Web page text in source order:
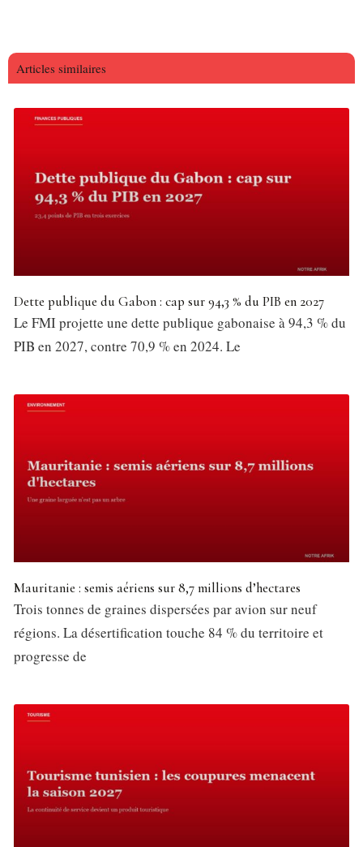
Articles similaires
Dette publique du Gabon : cap sur 94,3 % du PIB en 2027
Le FMI projette une dette publique gabonaise à 94,3 % du
PIB en 2027, contre 70,9 % en 2024. Le
Mauritanie : semis aériens sur 8,7 millions d’hectares
Trois tonnes de graines dispersées par avion sur neuf
régions. La désertification touche 84 % du territoire et
progresse de